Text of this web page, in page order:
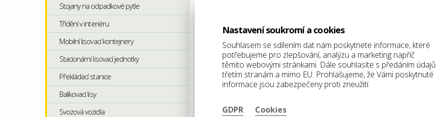
Stojany na odpadkové pytle
Třídění v interiéru
Mobilní lisovací kontejnery
Stacionární lisovací jednotky
Překládací stanice
Balíkovací lisy
Svozová vozidla
Kontaktujte našeho obchodníka!
Kontaktujte našeho obchodníka!
Nastavení soukromí a cookies
Souhlasem se sdílením dat nám poskytnete informace, které
potřebujeme pro zlepšování, analýzu a marketing napříč
těmito webovými stránkami. Dále souhlasíte s předáním údajů
třetím stranám a mimo EU. Prohlašujeme, že Vámi poskytnuté
informace jsou zabezpečeny proti zneužití.
GDPR Cookies